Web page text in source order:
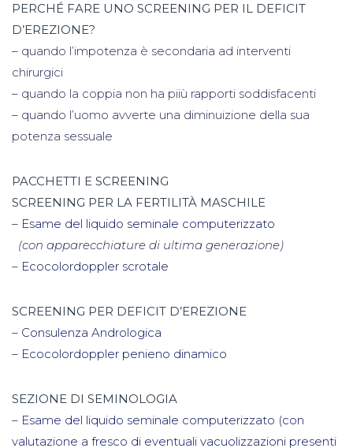
PERCHÉ FARE UNO SCREENING PER IL DEFICIT
D’EREZIONE?
– quando l’impotenza è secondaria ad interventi
chirurgici
– quando la coppia non ha piiù rapporti soddisfacenti
– quando l’uomo avverte una diminuizione della sua
potenza sessuale
PACCHETTI E SCREENING
SCREENING PER LA FERTILITÀ MASCHILE
– Esame del liquido seminale computerizzato
(con apparecchiature di ultima generazione)
– Ecocolordoppler scrotale
SCREENING PER DEFICIT D’EREZIONE
– Consulenza Andrologica
– Ecocolordoppler penieno dinamico
SEZIONE DI SEMINOLOGIA
– Esame del liquido seminale computerizzato (con
valutazione a fresco di eventuali vacuolizzazioni presenti